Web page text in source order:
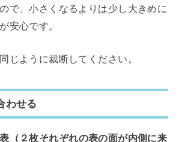
で、小さくなるよりは少し大きめに
安心です。
じように裁断してください。
わせる
（２枚それぞれの表の面が内側に来